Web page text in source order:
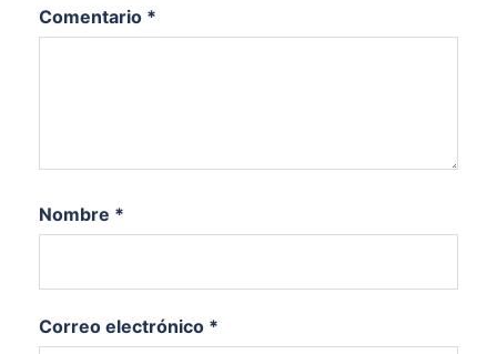
Comentario *
Nombre *
Correo electrónico *